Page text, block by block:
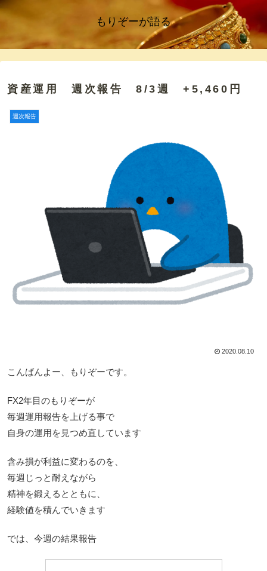
もりぞーが語る
資産運用 週次報告 8/3週 +5,460円
週次報告
2020.08.10
こんばんよー、もりぞーです。
FX2年目のもりぞーが
毎週運用報告を上げる事で
自身の運用を見つめ直しています
含み損が利益に変わるのを、
毎週じっと耐えながら
精神を鍛えるとともに、
経験値を積んでいきます
では、今週の結果報告